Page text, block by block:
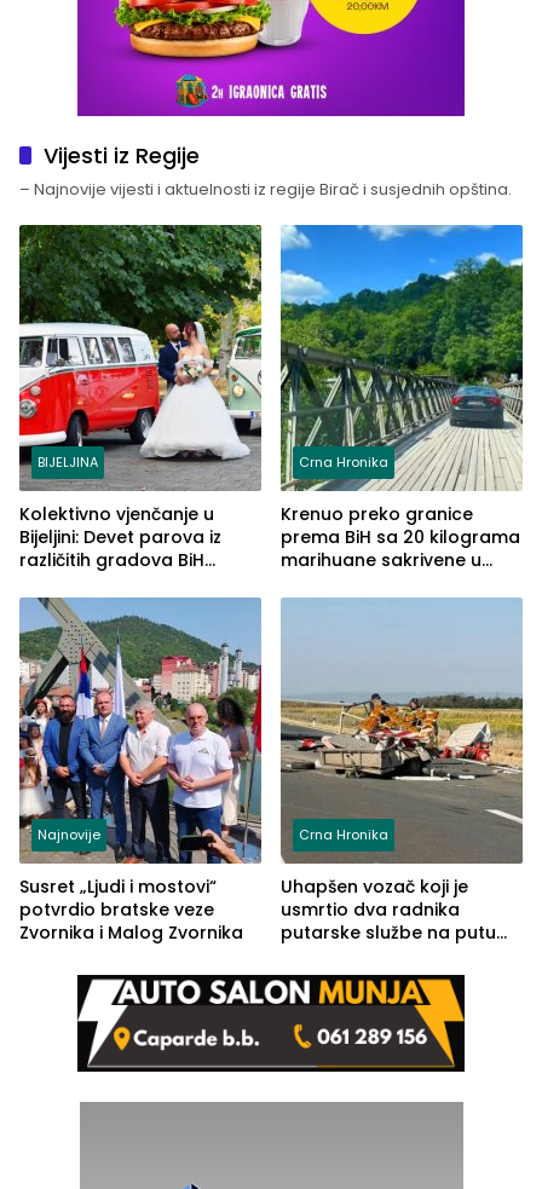
Vijesti iz Regije
– Najnovije vijesti i aktuelnosti iz regije Birač i susjednih opština.
BIJELJINA
Kolektivno vjenčanje u
Bijeljini: Devet parova iz
različitih gradova BiH
Crna Hronika
Krenuo preko granice
prema BiH sa 20 kilograma
marihuane sakrivene u
Najnovije
Susret „Ljudi i mostovi“
potvrdio bratske veze
Zvornika i Malog Zvornika
Crna Hronika
Uhapšen vozač koji je
usmrtio dva radnika
putarske službe na putu
(FOTO)